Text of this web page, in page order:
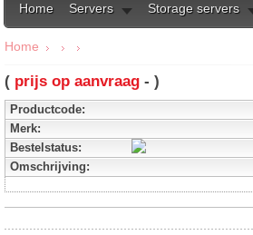
Home Servers Storage servers
Home
( prijs op aanvraag - )
Productcode:
Merk:
Bestelstatus:
Omschrijving: